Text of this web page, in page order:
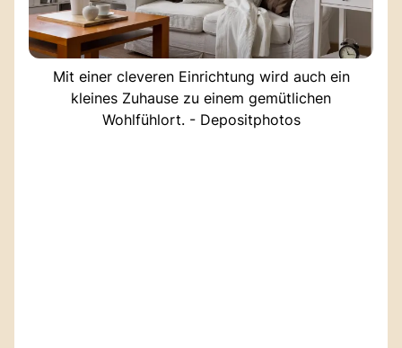
Mit einer cleveren Einrichtung wird auch ein
kleines Zuhause zu einem gemütlichen
Wohlfühlort. - Depositphotos